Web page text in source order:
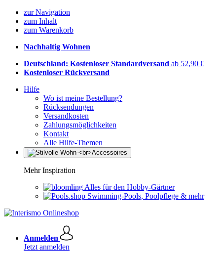
zur Navigation
zum Inhalt
zum Warenkorb
Nachhaltig Wohnen
Deutschland: Kostenloser Standardversand ab 52,90 €
Kostenloser Rückversand
Hilfe
Wo ist meine Bestellung?
Rücksendungen
Versandkosten
Zahlungsmöglichkeiten
Kontakt
Alle Hilfe-Themen
Mehr Inspiration
Alles für den Hobby-Gärtner
Swimming-Pools, Poolpflege & mehr
Anmelden
Jetzt anmelden